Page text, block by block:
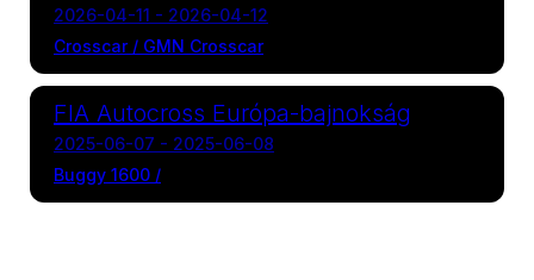
2026-04-11 - 2026-04-12
Crosscar / GMN Crosscar
FIA Autocross Európa-bajnokság
2025-06-07 - 2025-06-08
Buggy 1600 /